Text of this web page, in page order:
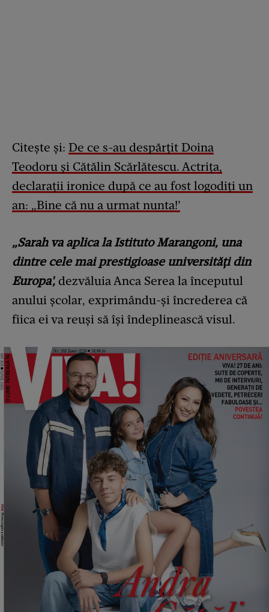
Citește și: De ce s-au despărțit Doina
Teodoru și Cătălin Scărlătescu. Actrița,
declarații ironice după ce au fost logodiți un
an: „Bine că nu a urmat nunta!’
„Sarah va aplica la Istituto Marangoni, una
dintre cele mai prestigioase universități din
Europa', dezvăluia Anca Serea la începutul
anului școlar, exprimându-și încrederea că
fiica ei va reuși să își îndeplinească visul.